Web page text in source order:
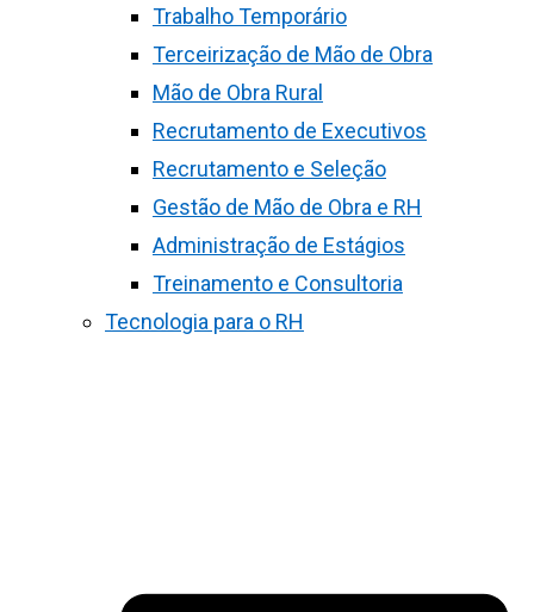
Trabalho Temporário
Terceirização de Mão de Obra
Mão de Obra Rural
Recrutamento de Executivos
Recrutamento e Seleção
Gestão de Mão de Obra e RH
Administração de Estágios
Treinamento e Consultoria
Tecnologia para o RH